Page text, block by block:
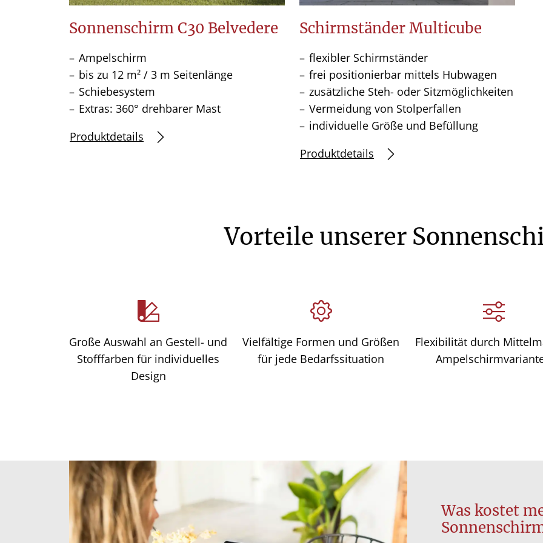
w
a
h
Sonnenschirm C30 Belvedere
Ampelschirm
bis zu 12 m² / 3 m Seitenlänge
Schiebesystem
Extras: 360° drehbarer Mast
Produktdetails
Schirmständer Multicube
flexibler Schirmständer
frei positionierbar mittels Hubwagen
zusätzliche Steh- oder Sitzmöglichkeiten
Vermeidung von Stolperfallen
individuelle Größe und Befüllung
Produktdetails
Vorteile unserer
Große Auswahl an Gestell- und
Stofffarben für individuelles
Design
Vielfältige Formen und Größen
für jede Bedarfssituation
Flexibilität durch
Was kostet